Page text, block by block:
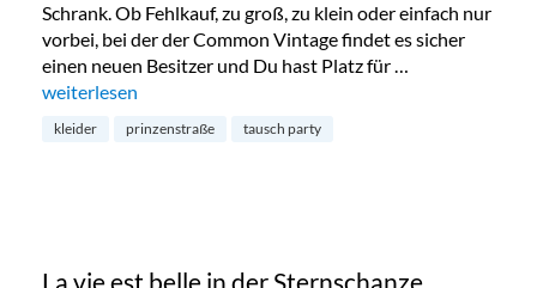
Schrank. Ob Fehlkauf, zu groß, zu klein oder einfach nur
vorbei, bei der der Common Vintage findet es sicher
einen neuen Besitzer und Du hast Platz für …
„Common Vintage Kleidertauschparty“
weiterlesen
kleider prinzenstraße tausch party